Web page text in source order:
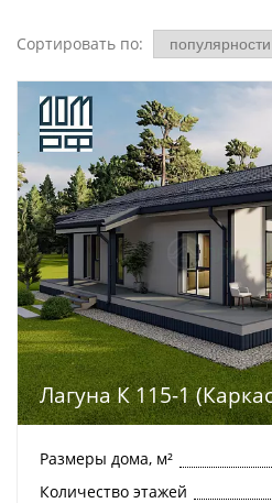
Сортировать по:
Лагуна К 115-1
Размеры дома, м²
Количество этажей